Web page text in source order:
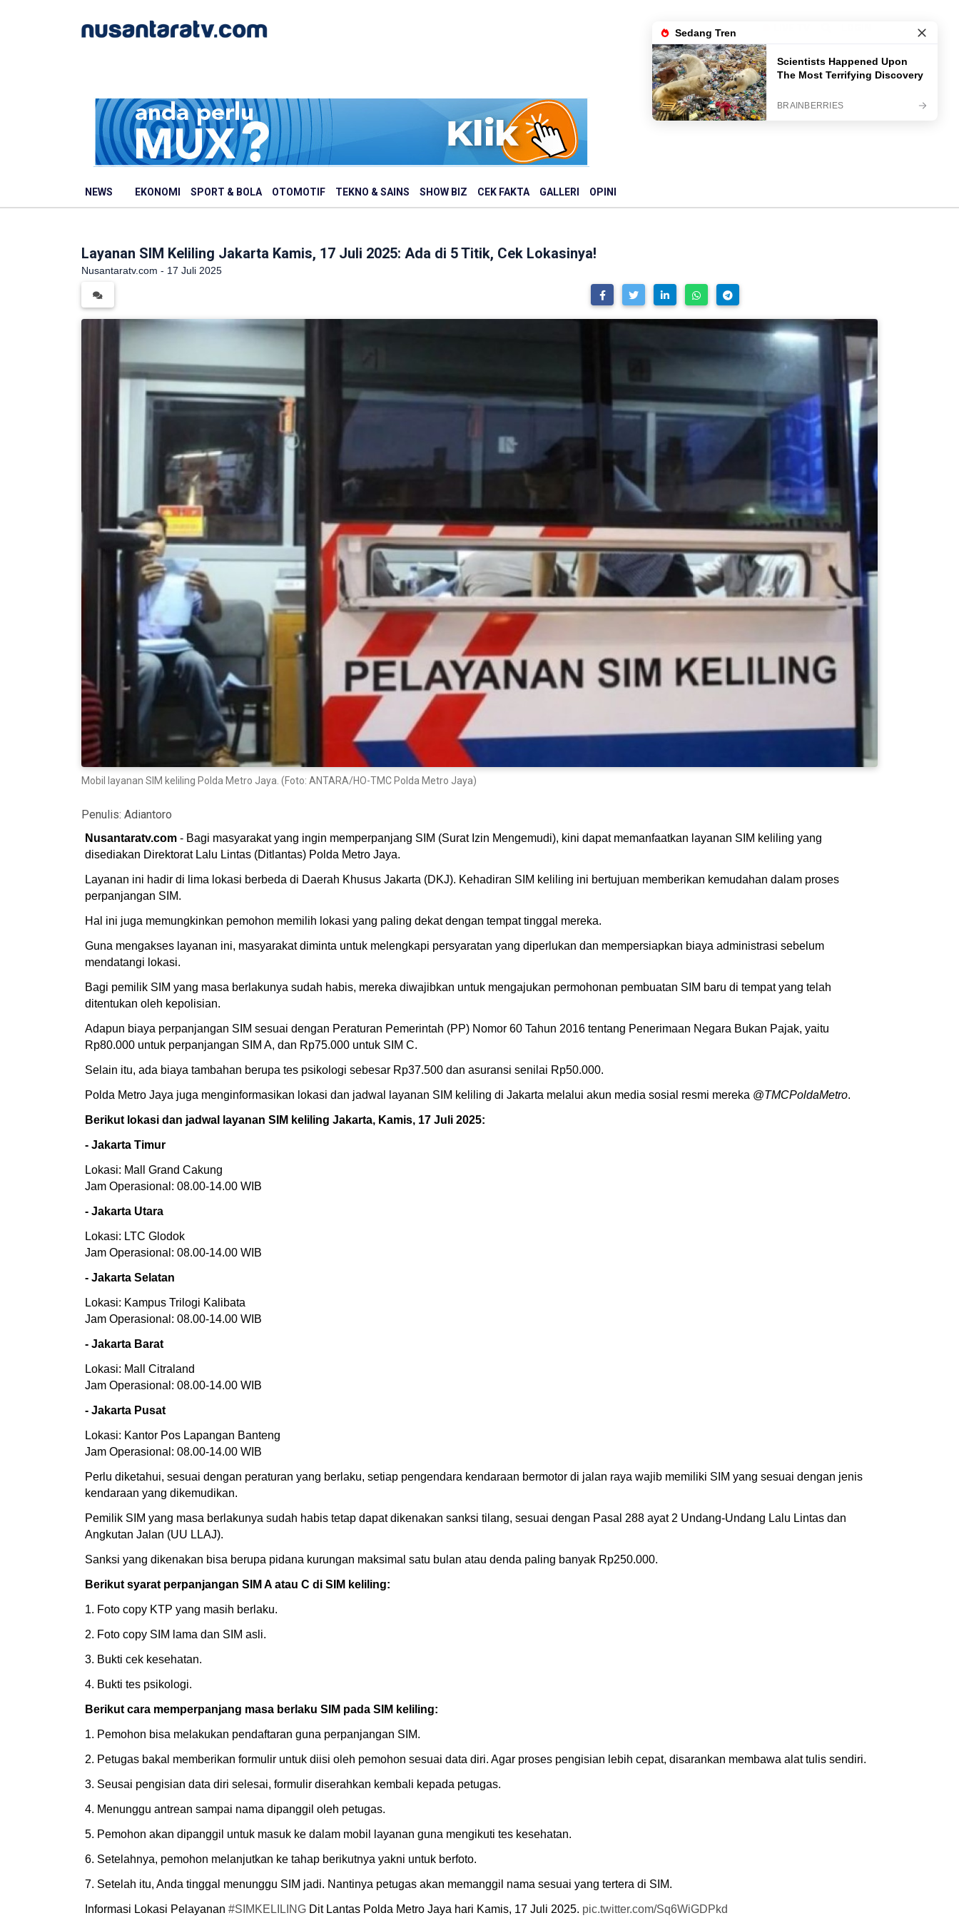
NEWS EKONOMI SPORT & BOLA OTOMOTIF TEKNO & SAINS SHOW BIZ CEK FAKTA GALLERI OPINI
Layanan SIM Keliling Jakarta Kamis, 17 Juli 2025: Ada di 5 Titik, Cek Lokasinya!
Nusantaratv.com - 17 Juli 2025
Mobil layanan SIM keliling Polda Metro Jaya. (Foto: ANTARA/HO-TMC Polda Metro Jaya)
Penulis: Adiantoro
Nusantaratv.com - Bagi masyarakat yang ingin memperpanjang SIM (Surat Izin Mengemudi), kini dapat memanfaatkan layanan SIM keliling yang
disediakan Direktorat Lalu Lintas (Ditlantas) Polda Metro Jaya.
Layanan ini hadir di lima lokasi berbeda di Daerah Khusus Jakarta (DKJ). Kehadiran SIM keliling ini bertujuan memberikan kemudahan dalam proses
perpanjangan SIM.
Hal ini juga memungkinkan pemohon memilih lokasi yang paling dekat dengan tempat tinggal mereka.
Guna mengakses layanan ini, masyarakat diminta untuk melengkapi persyaratan yang diperlukan dan mempersiapkan biaya administrasi sebelum
mendatangi lokasi.
Bagi pemilik SIM yang masa berlakunya sudah habis, mereka diwajibkan untuk mengajukan permohonan pembuatan SIM baru di tempat yang telah
ditentukan oleh kepolisian.
Adapun biaya perpanjangan SIM sesuai dengan Peraturan Pemerintah (PP) Nomor 60 Tahun 2016 tentang Penerimaan Negara Bukan Pajak, yaitu
Rp80.000 untuk perpanjangan SIM A, dan Rp75.000 untuk SIM C.
Selain itu, ada biaya tambahan berupa tes psikologi sebesar Rp37.500 dan asuransi senilai Rp50.000.
Polda Metro Jaya juga menginformasikan lokasi dan jadwal layanan SIM keliling di Jakarta melalui akun media sosial resmi mereka @TMCPoldaMetro.
Berikut lokasi dan jadwal layanan SIM keliling Jakarta, Kamis, 17 Juli 2025:
- Jakarta Timur
Lokasi: Mall Grand Cakung
Jam Operasional: 08.00-14.00 WIB
- Jakarta Utara
Lokasi: LTC Glodok
Jam Operasional: 08.00-14.00 WIB
- Jakarta Selatan
Lokasi: Kampus Trilogi Kalibata
Jam Operasional: 08.00-14.00 WIB
- Jakarta Barat
Lokasi: Mall Citraland
Jam Operasional: 08.00-14.00 WIB
- Jakarta Pusat
Lokasi: Kantor Pos Lapangan Banteng
Jam Operasional: 08.00-14.00 WIB
Perlu diketahui, sesuai dengan peraturan yang berlaku, setiap pengendara kendaraan bermotor di jalan raya wajib memiliki SIM yang sesuai dengan jenis
kendaraan yang dikemudikan.
Pemilik SIM yang masa berlakunya sudah habis tetap dapat dikenakan sanksi tilang, sesuai dengan Pasal 288 ayat 2 Undang-Undang Lalu Lintas dan
Angkutan Jalan (UU LLAJ).
Sanksi yang dikenakan bisa berupa pidana kurungan maksimal satu bulan atau denda paling banyak Rp250.000.
Berikut syarat perpanjangan SIM A atau C di SIM keliling:
1. Foto copy KTP yang masih berlaku.
2. Foto copy SIM lama dan SIM asli.
3. Bukti cek kesehatan.
4. Bukti tes psikologi.
Berikut cara memperpanjang masa berlaku SIM pada SIM keliling:
1. Pemohon bisa melakukan pendaftaran guna perpanjangan SIM.
2. Petugas bakal memberikan formulir untuk diisi oleh pemohon sesuai data diri. Agar proses pengisian lebih cepat, disarankan membawa alat tulis sendiri.
3. Seusai pengisian data diri selesai, formulir diserahkan kembali kepada petugas.
4. Menunggu antrean sampai nama dipanggil oleh petugas.
5. Pemohon akan dipanggil untuk masuk ke dalam mobil layanan guna mengikuti tes kesehatan.
6. Setelahnya, pemohon melanjutkan ke tahap berikutnya yakni untuk berfoto.
7. Setelah itu, Anda tinggal menunggu SIM jadi. Nantinya petugas akan memanggil nama sesuai yang tertera di SIM.
Informasi Lokasi Pelayanan #SIMKELILING Dit Lantas Polda Metro Jaya hari Kamis, 17 Juli 2025. pic.twitter.com/Sq6WiGDPkd